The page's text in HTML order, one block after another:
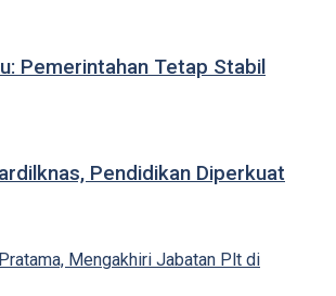
Pemerintahan Tetap Stabil
Pendidikan Diperkuat